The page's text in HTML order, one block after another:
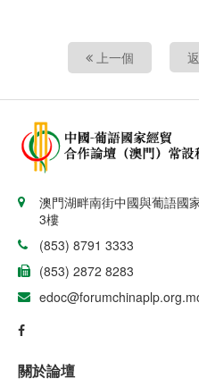
上一個
澳門湖畔南街中國與葡語國
3樓
(853) 8791 3333
(853) 2872 8283
關於論壇